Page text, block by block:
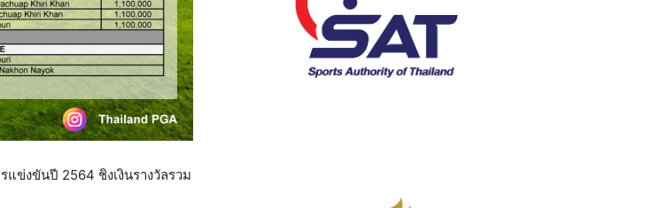
ข่งขันปี 2564 ชิงเงินรางวัลรวม